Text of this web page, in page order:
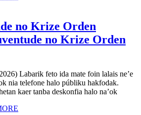
no Krize Orden
no Krize Orden
Labarik feto ida mate foin lalais ne’e
nia telefone halo públiku hakfodak.
kaer tanba deskonfia halo na’ok